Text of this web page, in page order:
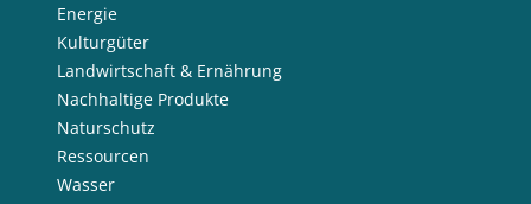
Energie
Kulturgüter
Landwirtschaft & Ernährung
Nachhaltige Produkte
Naturschutz
Ressourcen
Wasser